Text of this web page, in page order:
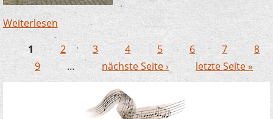
Weiterlesen über Zauberlehrlinge in Büderich – dieses Mal
mit Hund!
Seiten
1 2 3 4 5 6 7
8
9
… nächste Seite › letzte Seite »